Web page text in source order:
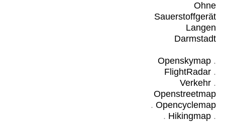
Ohne
Sauerstoffgerät
Langen
Darmstadt
Openskymap.
FlightRadar.
Verkehr.
Openstreetmap
. Opencyclemap
. Hikingmap.